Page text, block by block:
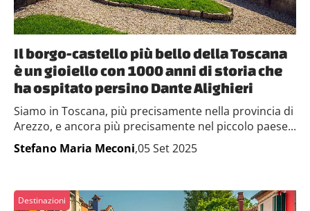
Il borgo-castello più bello della Toscana
è un gioiello con 1000 anni di storia che
ha ospitato persino Dante Alighieri
Siamo in Toscana, più precisamente nella provincia di
Arezzo, e ancora più precisamente nel piccolo paese...
Stefano Maria Meconi,05 Set 2025
Destinazioni